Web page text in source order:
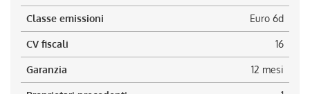
Classe emissioni Euro 6d
CV fiscali 16
Garanzia 12 mesi